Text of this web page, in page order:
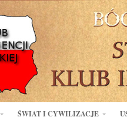
ŚWIAT I CYWILIZACJE